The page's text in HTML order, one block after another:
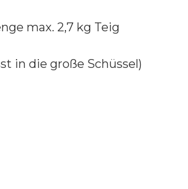
max. 2,7 kg Teig
in die große Schüssel)